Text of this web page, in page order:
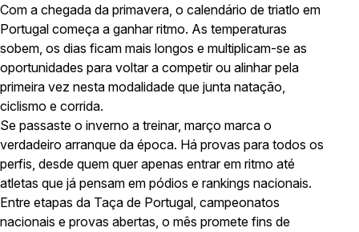
Com a chegada da primavera, o calendário de triatlo em
Portugal começa a ganhar ritmo. As temperaturas
sobem, os dias ficam mais longos e multiplicam-se as
oportunidades para voltar a competir ou alinhar pela
primeira vez nesta modalidade que junta natação,
ciclismo e corrida.
Se passaste o inverno a treinar, março marca o
verdadeiro arranque da época. Há provas para todos os
perfis, desde quem quer apenas entrar em ritmo até
atletas que já pensam em pódios e rankings nacionais.
Entre etapas da Taça de Portugal, campeonatos
nacionais e provas abertas, o mês promete fins de